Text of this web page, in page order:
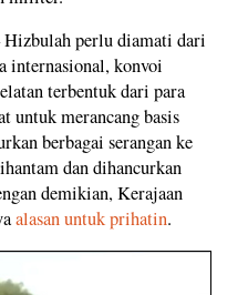
Hizbulah perlu diamati dari
internasional, konvoi
terbentuk dari para
untuk merancang basis
berbagai serangan ke
dan dihancurkan
demikian, Kerajaan
alasan untuk prihatin.